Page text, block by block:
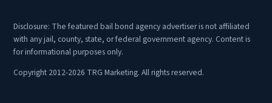
Disclosure: The featured bail bond agency advertiser is not affiliated
with any jail, county, state, or federal government agency. Content is
for informational purposes only.
Copyright 2012-2026 TRG Marketing. All rights reserved.